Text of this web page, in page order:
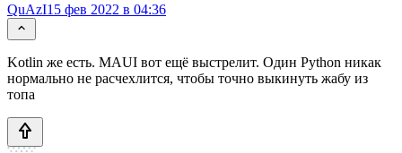
QuAzI15 фев 2022 в 04:36
Kotlin же есть. MAUI вот ещё выстрелит. Один Python никак
нормально не расчехлится, чтобы точно выкинуть жабу из
топа